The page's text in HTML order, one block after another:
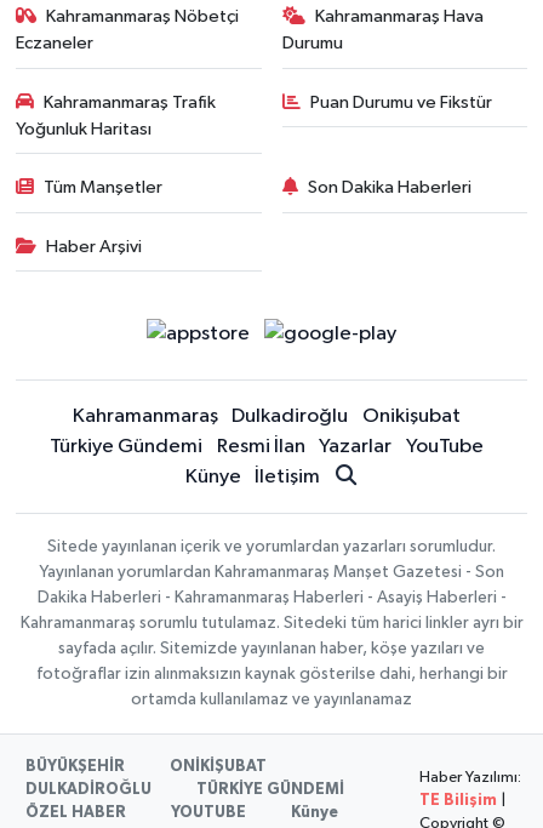
Kahramanmaraş Nöbetçi
Eczaneler
Kahramanmaraş Hava
Durumu
Kahramanmaraş Trafik
Yoğunluk Haritası
Puan Durumu ve Fikstür
Tüm Manşetler Son Dakika Haberleri
Haber Arşivi
Kahramanmaraş Dulkadiroğlu
Onikişubat
Türkiye Gündemi
Resmi İlan Yazarlar
YouTube
Künye
İletişim
Sitede yayınlanan içerik ve yorumlardan yazarları sorumludur.
Yayınlanan yorumlardan Kahramanmaraş Manşet Gazetesi - Son
Dakika Haberleri - Kahramanmaraş Haberleri - Asayiş Haberleri -
Kahramanmaraş sorumlu tutulamaz. Sitedeki tüm harici linkler ayrı bir
sayfada açılır. Sitemizde yayınlanan haber, köşe yazıları ve
fotoğraflar izin alınmaksızın kaynak gösterilse dahi, herhangi bir
ortamda kullanılamaz ve yayınlanamaz
BÜYÜKŞEHİR
ONİKİŞUBAT
DULKADİROĞLU
TÜRKİYE GÜNDEMİ
ÖZEL HABER
YOUTUBE Künye
Haber Yazılımı:
TE Bilişim
Copyright ©